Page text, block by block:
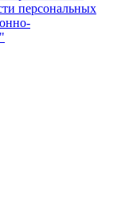
персональных